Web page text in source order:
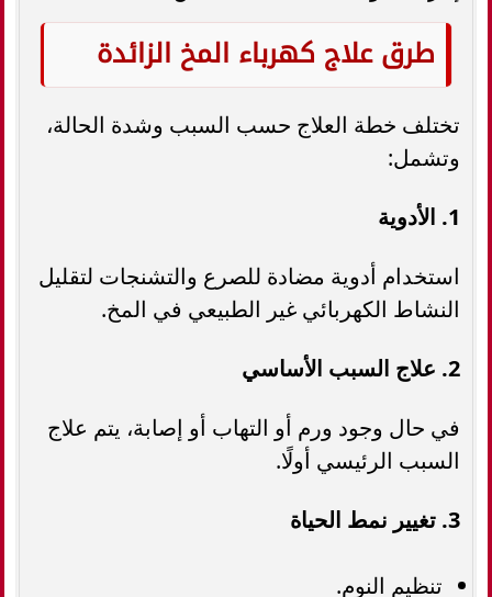
طرق علاج كهرباء المخ الزائدة
تختلف خطة العلاج حسب السبب وشدة الحالة،
وتشمل:
1. الأدوية
استخدام أدوية مضادة للصرع والتشنجات لتقليل
النشاط الكهربائي غير الطبيعي في المخ.
2. علاج السبب الأساسي
في حال وجود ورم أو التهاب أو إصابة، يتم علاج
السبب الرئيسي أولًا.
3. تغيير نمط الحياة
تنظيم النوم.